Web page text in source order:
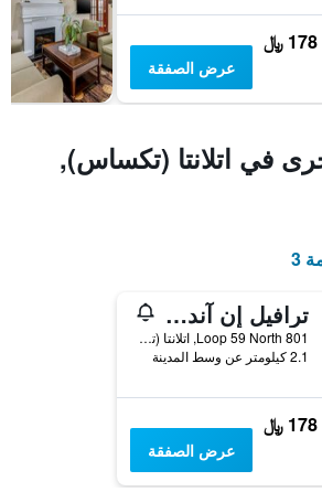
178 ﷼
عرض الصفقة
في اتلانتا (تكساس),
3
ترافيل إن آند سويتس
801 Loop 59 North, اتلانتا (تكساس), TX, الولايات المتحدة الأميريكية
2.1 كيلومتر عن وسط المدينة
178 ﷼
عرض الصفقة